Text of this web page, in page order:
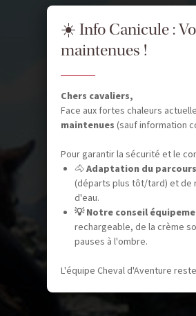
☀️ Info Canicule :
maintenues !
Chers cavaliers,
Face aux fortes chaleurs
maintenues (sauf information
Pour garantir la sécurité et le
🐴 Adaptation du
(départs plus tôt/tard) et de
d'eau.
💡 Notre conseil
rechargeable, de la crème
pauses à l'ombre.
L'équipe Cheval d'Aventure